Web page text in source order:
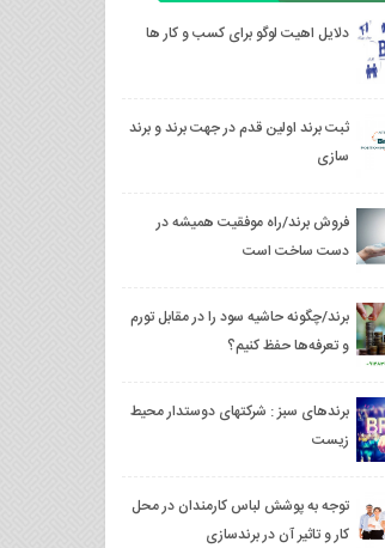
دلایل اهیت لوگو برای کسب و کار ها
ثبت برند اولین قدم در جهت برند و برند
سازی
فروش برند/راه موفقیت همیشه در
دست ساخت است
برند/چگونه حاشیه سود را در مقابل تورم
و تعرفه‌ها حفظ کنیم؟
برندهای سبز : شرکتهای دوستدار محیط
زیست
توجه به پوشش لباس کارمندان در محل
کار و تاثیر آن در برندسازی